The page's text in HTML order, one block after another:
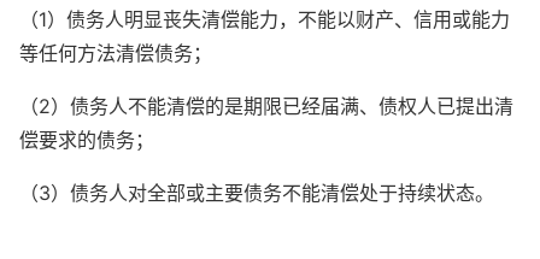
（1）债务人明显丧失清偿能力，不能以财产、信用或能力
等任何方法清偿债务；
（2）债务人不能清偿的是期限已经届满、债权人已提出清
偿要求的债务；
（3）债务人对全部或主要债务不能清偿处于持续状态。